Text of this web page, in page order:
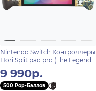
Nintendo Switch Контроллеры
Hori Split pad pro (The Legend
(NSW-432U)
9 990р.
500 Pop-Баллов